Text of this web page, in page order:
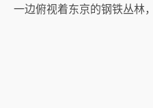
一边俯视着东京的钢铁丛林